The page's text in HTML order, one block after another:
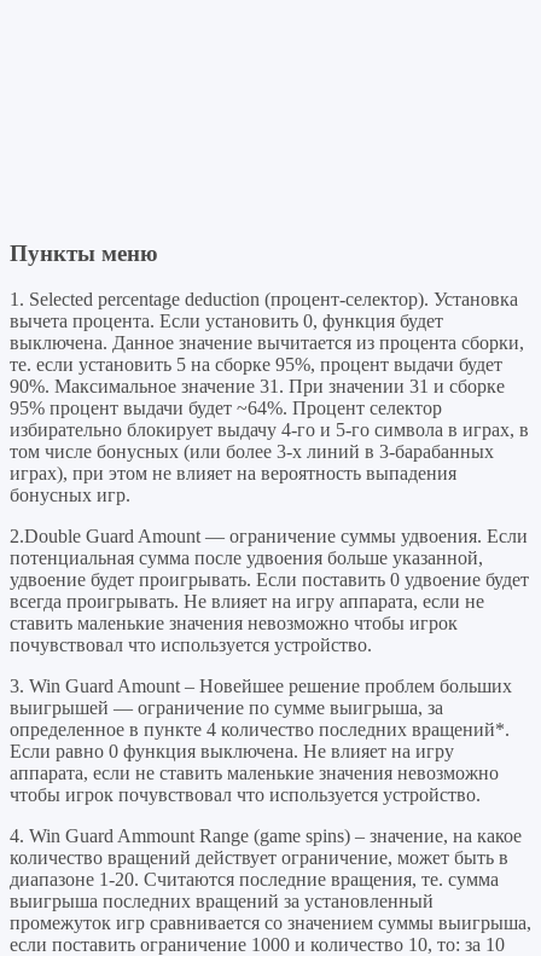
Пункты меню
1. Selected percentage deduction (процент-селектор). Установка
вычета процента. Если установить 0, функция будет
выключена. Данное значение вычитается из процента сборки,
те. если установить 5 на сборке 95%, процент выдачи будет
90%. Максимальное значение 31. При значении 31 и сборке
95% процент выдачи будет ~64%. Процент селектор
избирательно блокирует выдачу 4-го и 5-го символа в играх, в
том числе бонусных (или более 3-х линий в 3-барабанных
играх), при этом не влияет на вероятность выпадения
бонусных игр.
2.Double Guard Amount — ограничение суммы удвоения. Если
потенциальная сумма после удвоения больше указанной,
удвоение будет проигрывать. Если поставить 0 удвоение будет
всегда проигрывать. Не влияет на игру аппарата, если не
ставить маленькие значения невозможно чтобы игрок
почувствовал что используется устройство.
3. Win Guard Amount – Новейшее решение проблем больших
выигрышей — ограничение по сумме выигрыша, за
определенное в пункте 4 количество последних вращений*.
Если равно 0 функция выключена. Не влияет на игру
аппарата, если не ставить маленькие значения невозможно
чтобы игрок почувствовал что используется устройство.
4. Win Guard Ammount Range (game spins) – значение, на какое
количество вращений действует ограничение, может быть в
диапазоне 1-20. Считаются последние вращения, те. сумма
выигрыша последних вращений за установленный
промежуток игр сравнивается со значением суммы выигрыша,
если поставить ограничение 1000 и количество 10, то: за 10